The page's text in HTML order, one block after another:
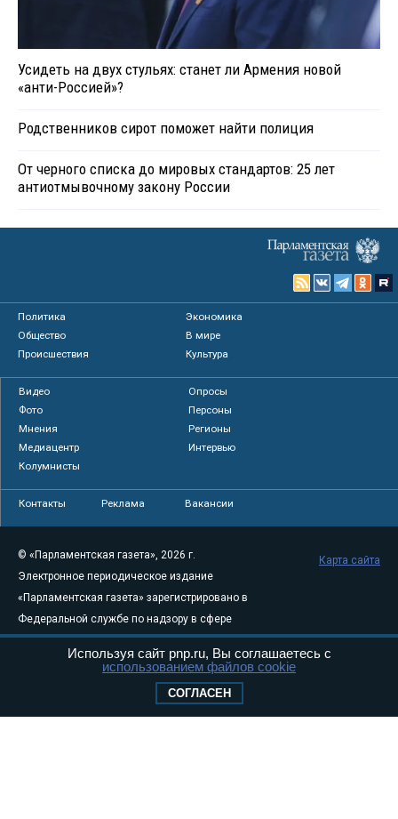
Усидеть на двух стульях: станет ли Армения новой
«анти-Россией»?
Родственников сирот поможет найти полиция
От черного списка до мировых стандартов: 25 лет
антиотмывочному закону России
Политика
Экономика
Общество
В мире
Происшествия
Культура
Видео
Опросы
Фото
Персоны
Мнения
Регионы
Медиацентр
Интервью
Колумнисты
Контакты Реклама Вакансии
© «Парламентская газета», 2026 г.
Электронное периодическое издание
«Парламентская газета» зарегистрировано в
Федеральной службе по надзору в сфере
связи, информационных технологий и
массовых коммуникаций (Роскомнадзор) 05
Свидетельство о регистрации Эл № ФС77-
Карта сайта
Используя сайт pnp.ru, Вы соглашаетесь с
использованием файлов cookie
СОГЛАСЕН